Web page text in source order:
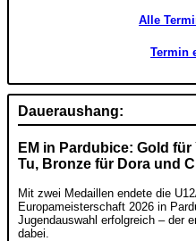
Alle
Termin
Daueraushang:
EM in Pardubice: Gold
Tu, Bronze für Dora und
Mit zwei Medaillen endete die
Europameisterschaft 2026 in
Jugendauswahl erfolgreich – der
dabei.